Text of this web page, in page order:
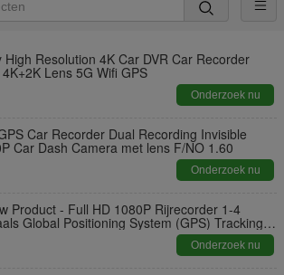
High Resolution 4K Car DVR Car Recorder
Lens 5G Wifi GPS
Onderzoek nu
Car Recorder Dual Recording Invisible
Car Dash Camera met lens F/NO 1.60
Onderzoek nu
Product - Full HD 1080P Rijrecorder 1-4
Global Positioning System (GPS) Tracking
Onderzoek nu